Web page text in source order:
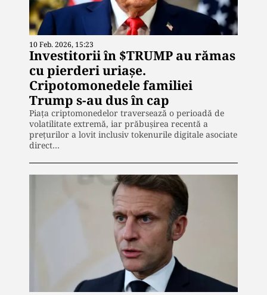
10 Feb. 2026, 15:23
Investitorii în $TRUMP au rămas
cu pierderi uriașe.
Cripotomonedele familiei
Trump s-au dus în cap
Piața criptomonedelor traversează o perioadă de
volatilitate extremă, iar prăbușirea recentă a
prețurilor a lovit inclusiv tokenurile digitale asociate
direct…